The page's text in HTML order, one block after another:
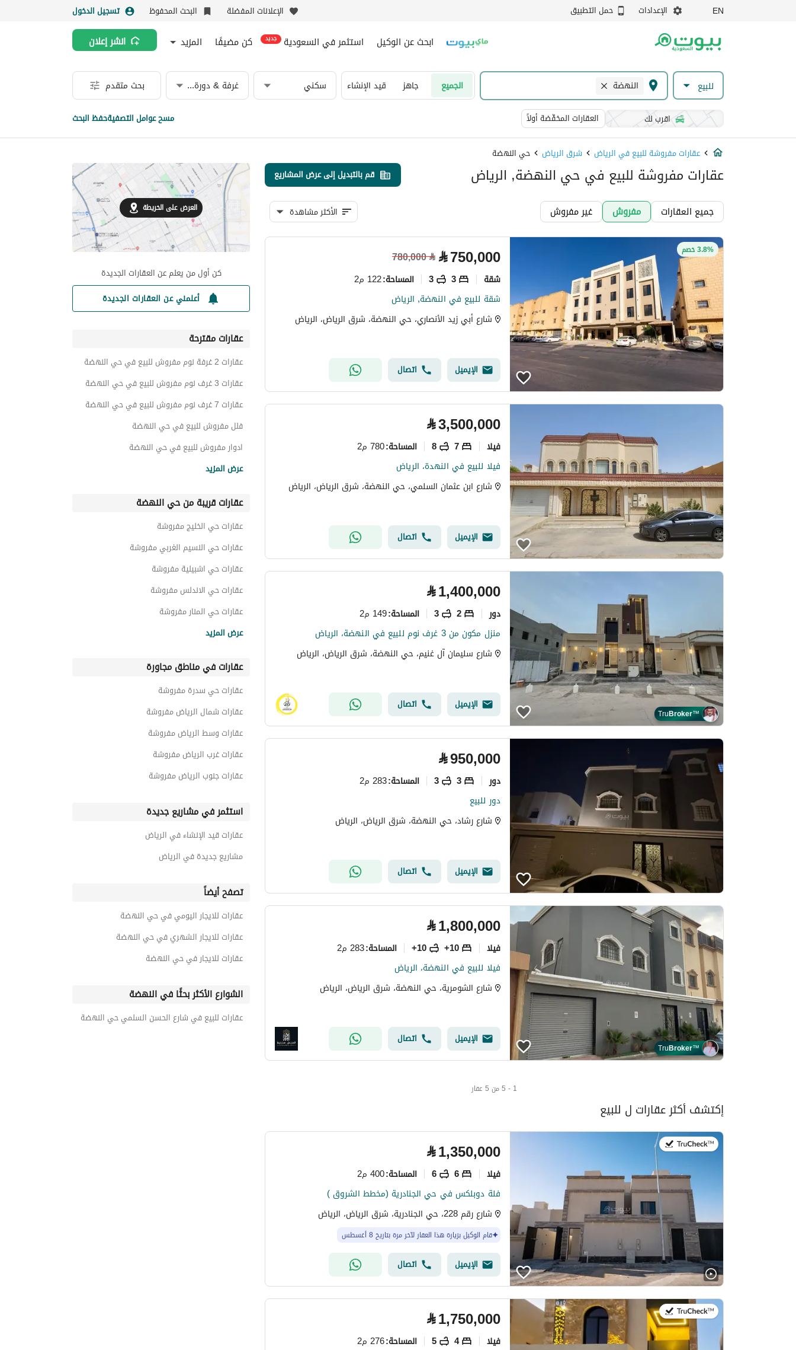
EN الإعدادات حمل التطبيق الإعلانات المفضلة البحث المحفوظ تسجيل الدخول
ابحث عن الوكيل استثمر في السعودية جديد كن مضيفًا المزيد انشر إعلان
للبيع النهضة الجميع جاهز قيد الإنشاء سكني غرفة & دورة مياه بحث متقدم
اقرب لك العقارات المخفّضة أولاً مسح عوامل التصفيةحفظ البحث
عقارات مفروشة للبيع في الرياض شرق الرياض حي النهضة
عقارات مفروشة للبيع في حي النهضة, الرياض قم بالتبديل إلى عرض المشاريع
جميع العقارات مفروش غير مفروش الأكثر مشاهدة
3.8% خصم ⃁750,000
⃁
780,000
شقة 3
3 المساحة:122 م2
شقة للبيع في النهضة, الرياض
شارع أبي زيد الأنصاري، حي النهضة، شرق الرياض، الرياض
الإيميل اتصال
⃁3,500,000
فیلا 7
8 المساحة:780 م2
فيلا للبيع في النهدة، الرياض
شارع ابن عثمان السلمي، حي النهضة، شرق الرياض، الرياض
الإيميل اتصال
TruBroker™
⃁1,400,000
دور 2
3 المساحة:149 م2
منزل مكون من 3 غرف نوم للبيع في النهضة، الرياض
شارع سليمان آل غنيم، حي النهضة، شرق الرياض، الرياض
الإيميل اتصال
⃁950,000
دور 3
3 المساحة:283 م2
دور للبيع
شارع رشاد، حي النهضة، شرق الرياض، الرياض
الإيميل اتصال
TruBroker™
⃁1,800,000
فیلا 10+
10+ المساحة:283 م2
فيلا للبيع في النهضة، الرياض
شارع الشومرية، حي النهضة، شرق الرياض، الرياض
الإيميل اتصال
1 - 5 من 5 عقار
إكتشف أكثر عقارات ل للبيع
في:8 أغسطس 2026 ⃁1,350,000
فیلا 6
6 المساحة:400 م2
فلة دوبلكس في حي الجنادرية (مخطط الشروق )
شارع رقم 228، حي الجنادرية، شرق الرياض، الرياض
قام الوكيل بزيارة هذا العقار لآخر مرة بتاريخ 8 أغسطس
الإيميل اتصال
في:23 يوليو 2026 ⃁1,750,000
فیلا 4
5 المساحة:276 م2
العرض على الخريطة
كن أول من يعلم عن العقارات الجديدة
أعلمني عن العقارات الجديدة
عقارات مقترحة
عقارات 2 غرفة نوم مفروش للبيع في حي النهضة
عقارات 3 غرف نوم مفروش للبيع في حي النهضة
عقارات 7 غرف نوم مفروش للبيع في حي النهضة
فلل مفروش للبيع في حي النهضة
ادوار مفروش للبيع في حي النهضة
عرض المزيد
عقارات قريبة من حي النهضة
عقارات حي الخليج مفروشة
عقارات حي النسيم الغربي مفروشة
عقارات حي اشبيلية مفروشة
عقارات حي الاندلس مفروشة
عقارات حي المنار مفروشة
عقارات حي اليرموك مفروشة
عقارات حي السعادة مفروشة
عقارات حي الروابي مفروشة
عرض المزيد
عقارات في مناطق مجاورة
عقارات حي سدرة مفروشة
عقارات شمال الرياض مفروشة
عقارات وسط الرياض مفروشة
عقارات غرب الرياض مفروشة
عقارات جنوب الرياض مفروشة
استثمر في مشاريع جديدة
عقارات قيد الإنشاء في الرياض
مشاريع جديدة في الرياض
تصفح أيضاً
عقارات للايجار اليومي في حي النهضة
عقارات للايجار الشهري في حي النهضة
عقارات للايجار في حي النهضة
الشوارع الأكثر بحثًا في النهضة
عقارات للبيع في شارع الحسن السلمي حي النهضة